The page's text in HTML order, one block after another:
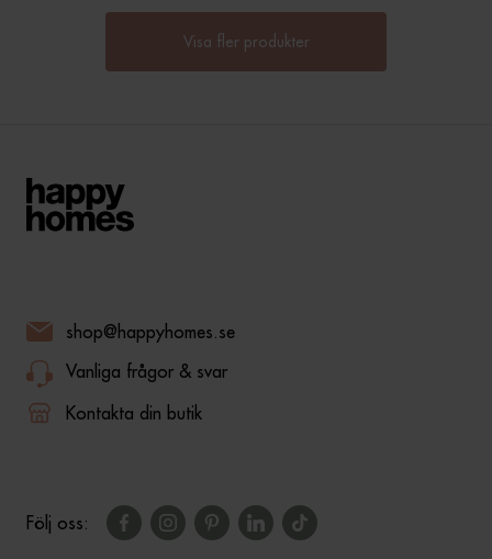
Visa fler produkter
shop@happyhomes.se
Vanliga frågor & svar
Kontakta din butik
Följ oss: